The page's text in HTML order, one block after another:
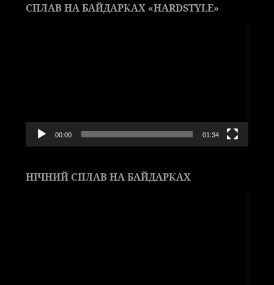
СПЛАВ НА БАЙДАРКАХ «HARDSTYLE»
00:00 01:34
НІЧНИЙ СПЛАВ НА БАЙДАРКАХ